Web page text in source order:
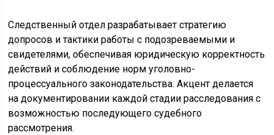
Следственный отдел разрабатывает стратегию
допросов и тактики работы с подозреваемыми и
свидетелями, обеспечивая юридическую корректность
действий и соблюдение норм уголовно-
процессуального законодательства. Акцент делается
на документировании каждой стадии расследования с
возможностью последующего судебного
рассмотрения.